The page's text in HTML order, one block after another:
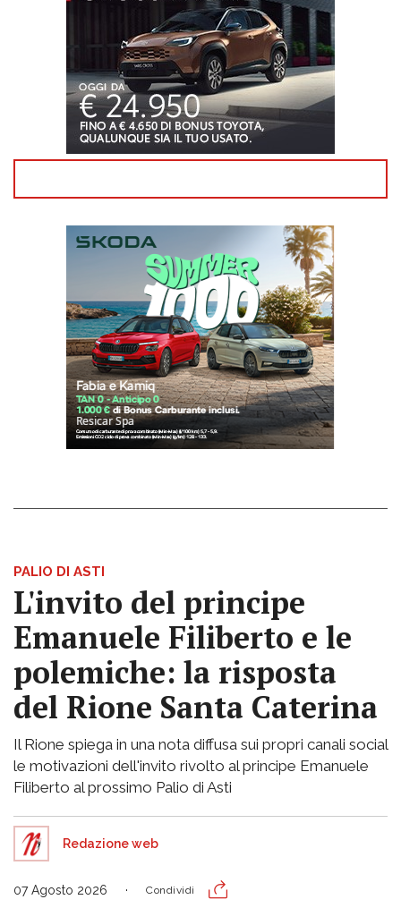
PALIO DI ASTI
L'invito del principe
Emanuele Filiberto e le
polemiche: la risposta
del Rione Santa Caterina
Il Rione spiega in una nota diffusa sui propri canali social
le motivazioni dell'invito rivolto al principe Emanuele
Filiberto al prossimo Palio di Asti
Redazione web
07 Agosto 2026 Condividi